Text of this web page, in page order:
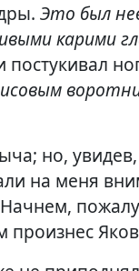
Это был
карими
постукивал
но,
на меня
произнес